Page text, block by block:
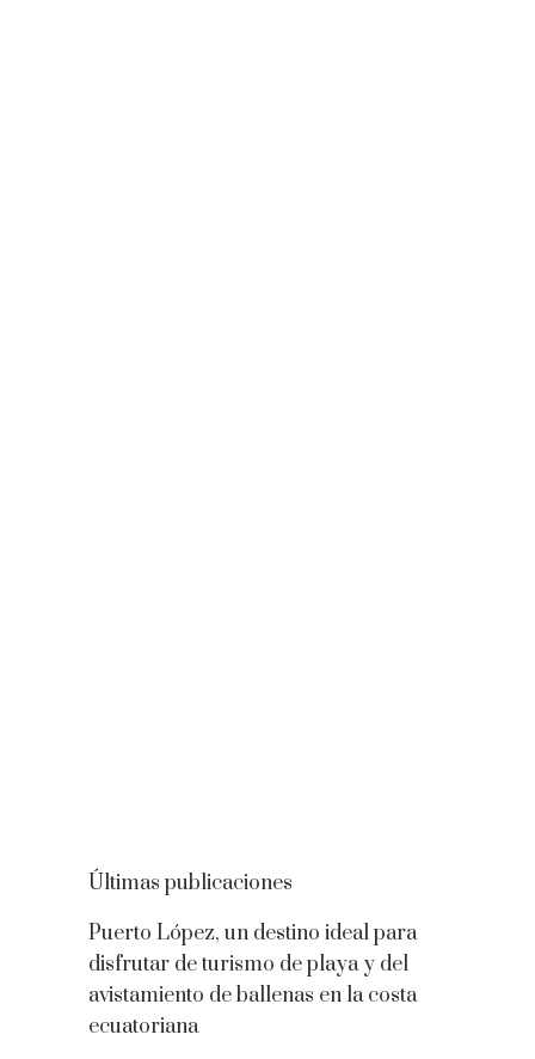
Últimas publicaciones
Puerto López, un destino ideal para
disfrutar de turismo de playa y del
avistamiento de ballenas en la costa
ecuatoriana